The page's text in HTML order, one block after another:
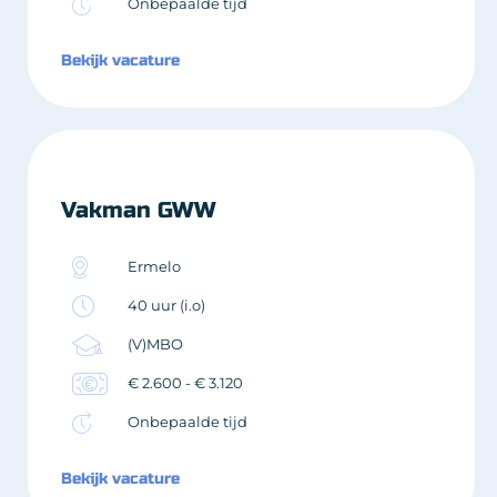
Bekijk vacature
Vakman GWW
Ermelo
40 uur (i.o)
(V)MBO
€ 2.600 - € 3.120
Onbepaalde tijd
Bekijk vacature